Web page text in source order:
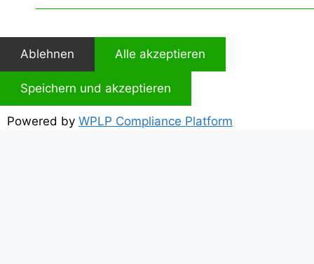
Ablehnen Alle akzeptieren
Speichern und akzeptieren
Powered by WPLP Compliance Platform